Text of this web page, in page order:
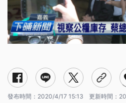
發布時間： 2020/4/17 15:13 更新時間：